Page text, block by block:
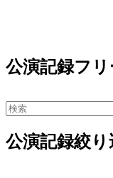
公演記録フ
公演記録絞